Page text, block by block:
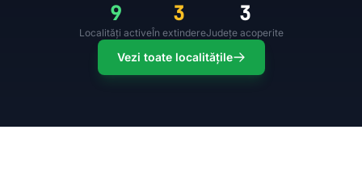
9
Localități active
3
În extindere
3
Județe acoperite
Vezi toate localitățile